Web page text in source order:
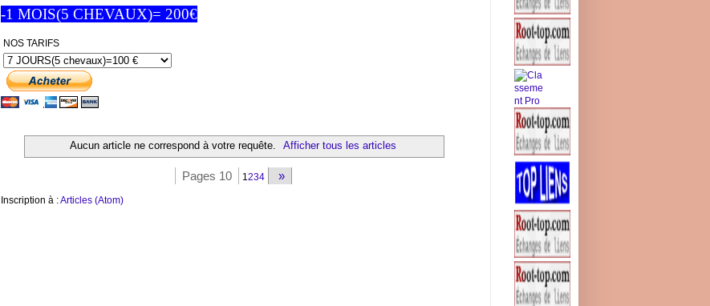
-1 MOIS(5 CHEVAUX)= 200€
NOS TARIFS
Aucun article ne correspond à votre requête. Afficher tous les articles
Pages 10 1234 »
Inscription à :Articles (Atom)